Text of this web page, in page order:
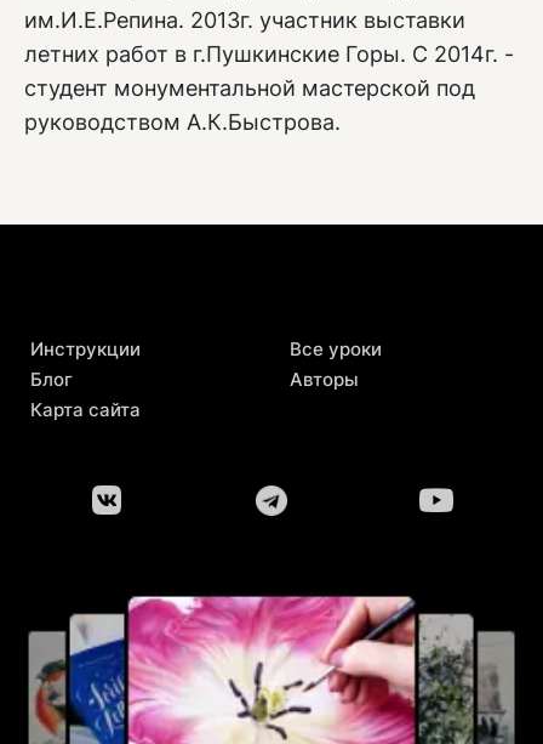
им.И.Е.Репина. 2013г. участник выставки
летних работ в г.Пушкинские Горы. С 2014г. -
студент монументальной мастерской под
руководством А.К.Быстрова.
Инструкции
Блог
Карта сайта
Все уроки
Авторы